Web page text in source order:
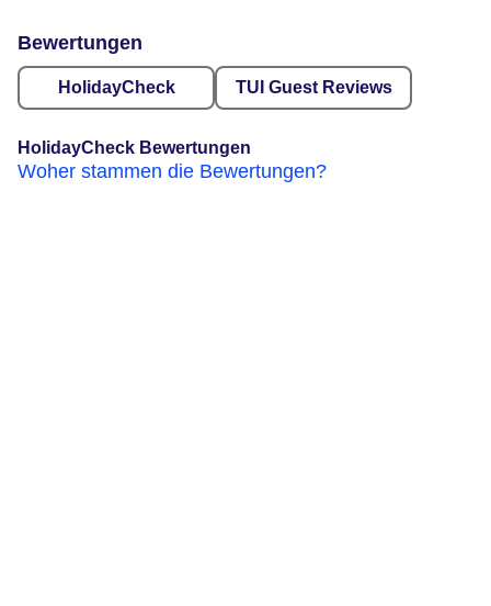
Bewertungen
HolidayCheck TUI Guest Reviews
HolidayCheck Bewertungen
Woher stammen die Bewertungen?